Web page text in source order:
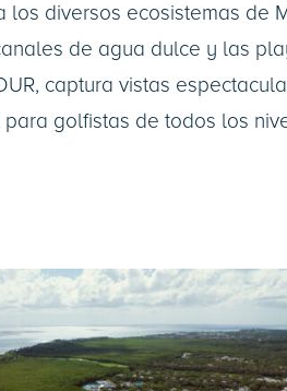
los diversos ecosistemas de
de agua dulce y las
captura vistas
golfistas de todos los